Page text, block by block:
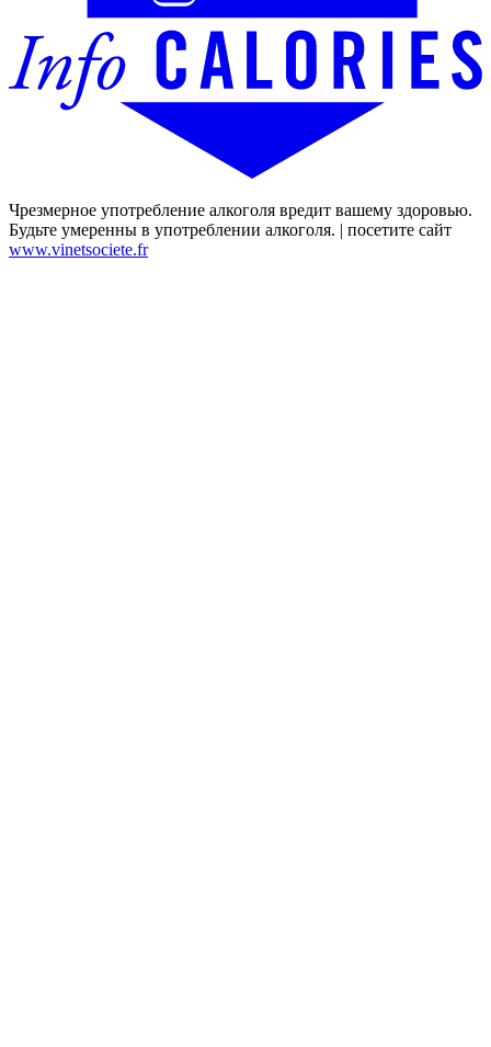
Чрезмерное употребление алкоголя вредит вашему здоровью.
Будьте умеренны в употреблении алкоголя. | посетите сайт
www.vinetsociete.fr